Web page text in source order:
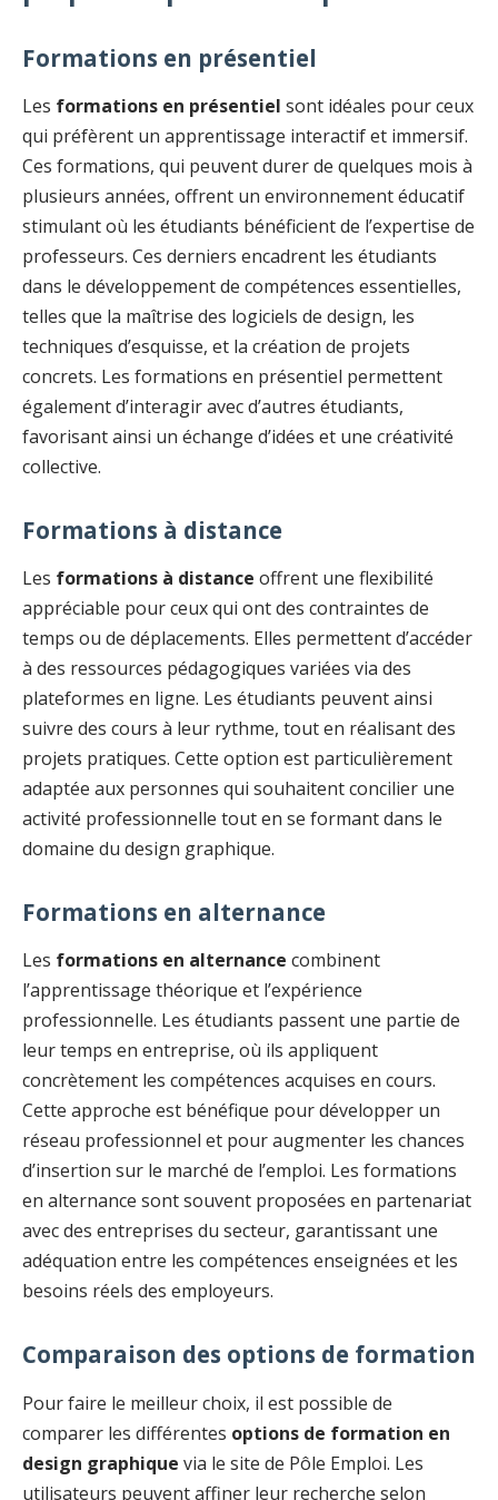
Formations en présentiel
Les formations en présentiel sont idéales pour ceux
qui préfèrent un apprentissage interactif et immersif.
Ces formations, qui peuvent durer de quelques mois à
plusieurs années, offrent un environnement éducatif
stimulant où les étudiants bénéficient de l’expertise de
professeurs. Ces derniers encadrent les étudiants
dans le développement de compétences essentielles,
telles que la maîtrise des logiciels de design, les
techniques d’esquisse, et la création de projets
concrets. Les formations en présentiel permettent
également d’interagir avec d’autres étudiants,
favorisant ainsi un échange d’idées et une créativité
collective.
Formations à distance
Les formations à distance offrent une flexibilité
appréciable pour ceux qui ont des contraintes de
temps ou de déplacements. Elles permettent d’accéder
à des ressources pédagogiques variées via des
plateformes en ligne. Les étudiants peuvent ainsi
suivre des cours à leur rythme, tout en réalisant des
projets pratiques. Cette option est particulièrement
adaptée aux personnes qui souhaitent concilier une
activité professionnelle tout en se formant dans le
domaine du design graphique.
Formations en alternance
Les formations en alternance combinent
l’apprentissage théorique et l’expérience
professionnelle. Les étudiants passent une partie de
leur temps en entreprise, où ils appliquent
concrètement les compétences acquises en cours.
Cette approche est bénéfique pour développer un
réseau professionnel et pour augmenter les chances
d’insertion sur le marché de l’emploi. Les formations
en alternance sont souvent proposées en partenariat
avec des entreprises du secteur, garantissant une
adéquation entre les compétences enseignées et les
besoins réels des employeurs.
Comparaison des options de formation
Pour faire le meilleur choix, il est possible de
comparer les différentes options de formation en
design graphique via le site de Pôle Emploi. Les
utilisateurs peuvent affiner leur recherche selon